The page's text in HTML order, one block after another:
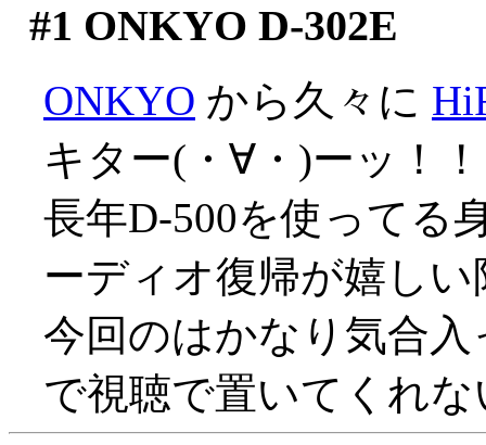
#1 ONKYO D-302E
ONKYO から久々に
キター(・∀・)ーッ！！
長年D-500を使ってる
ーディオ復帰が嬉し
今回のはかなり気合
で視聴で置いてくれ